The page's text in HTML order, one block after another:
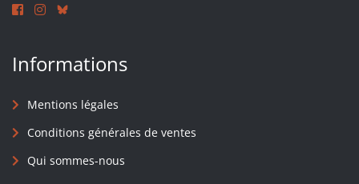
Informations
Mentions légales
Conditions générales de ventes
Qui sommes-nous